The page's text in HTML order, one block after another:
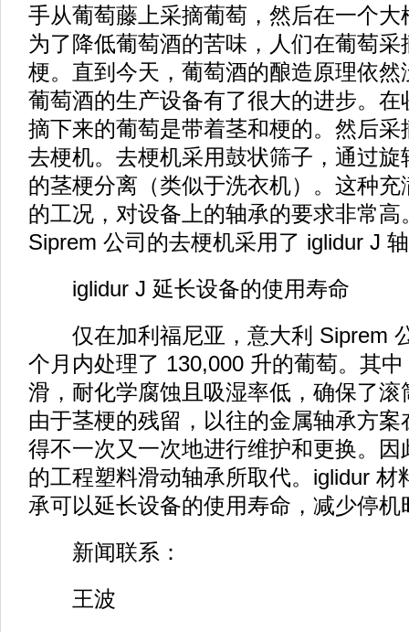
手从葡萄藤上采摘葡萄，然后在一个
为了降低葡萄酒的苦味，人们在葡萄
梗。直到今天，葡萄酒的酿造原理依
葡萄酒的生产设备有了很大的进步。
摘下来的葡萄是带着茎和梗的。然后
去梗机。去梗机采用鼓状筛子，通过
的茎梗分离（类似于洗衣机）。这种
的工况，对设备上的轴承的要求非常高
Siprem 公司的去梗机采用了 iglidur J
iglidur J 延长设备的使用寿命
仅在加利福尼亚，意大利 Siprem
个月内处理了 130,000 升的葡萄。其
滑，耐化学腐蚀且吸湿率低，确保了
由于茎梗的残留，以往的金属轴承方
得不一次又一次地进行维护和更换。
的工程塑料滑动轴承所取代。iglidur 材
承可以延长设备的使用寿命，减少停机
新闻联系：
王波